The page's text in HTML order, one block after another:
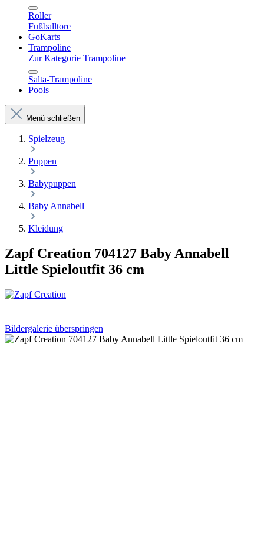
Roller
Fußballtore
GoKarts
Trampoline
Zur Kategorie Trampoline
Salta-Trampoline
Pools
Menü schließen
Spielzeug
Puppen
Babypuppen
Baby Annabell
Kleidung
Zapf Creation 704127 Baby Annabell
Little Spieloutfit 36 cm
Bildergalerie überspringen